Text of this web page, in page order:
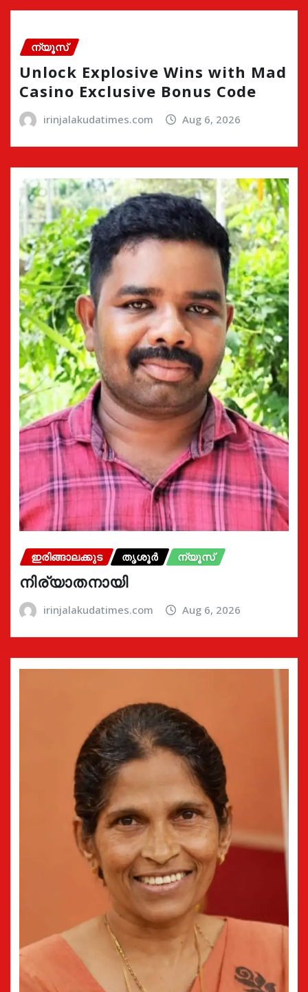
ന്യൂസ്
Unlock Explosive Wins with Mad
Casino Exclusive Bonus Code
irinjalakudatimes.com Aug 6, 2026
ഇരിങ്ങാലക്കുട തൃശൂർ ന്യൂസ്
നിര്യാതനായി
irinjalakudatimes.com Aug 6, 2026